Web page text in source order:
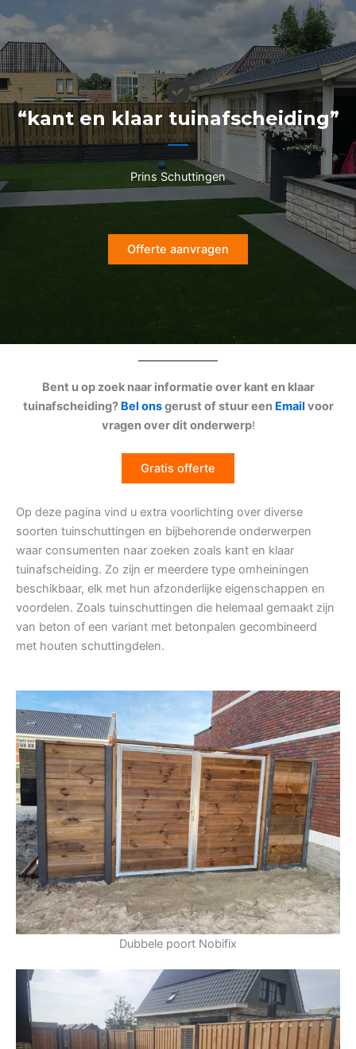
naar
de
inhoud
“kant en klaar tuinafscheiding”
Prins Schuttingen
Offerte aanvragen
Bent u op zoek naar informatie over kant en klaar
tuinafscheiding? Bel onsgerust of stuur een Email voor
vragen over dit onderwerp!
Gratis offerte
Op deze pagina vind u extra voorlichting over diverse
soorten tuinschuttingen en bijbehorende onderwerpen
waar consumenten naar zoeken zoals kant en klaar
tuinafscheiding. Zo zijn er meerdere type omheiningen
beschikbaar, elk met hun afzonderlijke eigenschappen en
voordelen. Zoals tuinschuttingen die helemaal gemaakt zijn
van beton of een variant met betonpalen gecombineerd
met houten schuttingdelen.
Dubbele poort Nobifix